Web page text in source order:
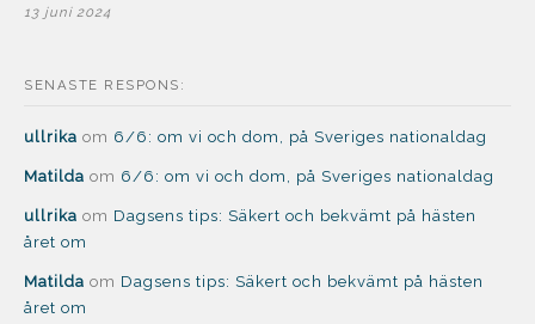
13 juni 2024
SENASTE RESPONS:
ullrika om 6/6: om vi och dom, på Sveriges nationaldag
Matilda om 6/6: om vi och dom, på Sveriges nationaldag
ullrika om Dagsens tips: Säkert och bekvämt på hästen
året om
Matilda om Dagsens tips: Säkert och bekvämt på hästen
året om